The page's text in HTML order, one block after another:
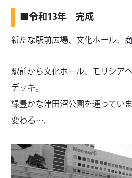
■令和13年 完成
新たな駅前広場、文化ホール、
駅前から文化ホール、モリシア
デッキ。
緑豊かな津田沼公園を通ってい
変わる…。